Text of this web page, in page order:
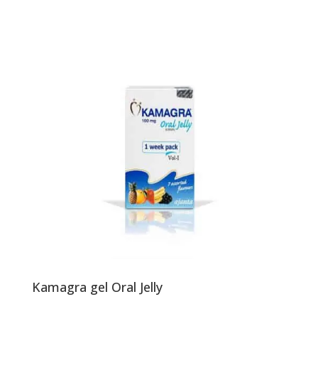
Kamagra gel Oral Jelly